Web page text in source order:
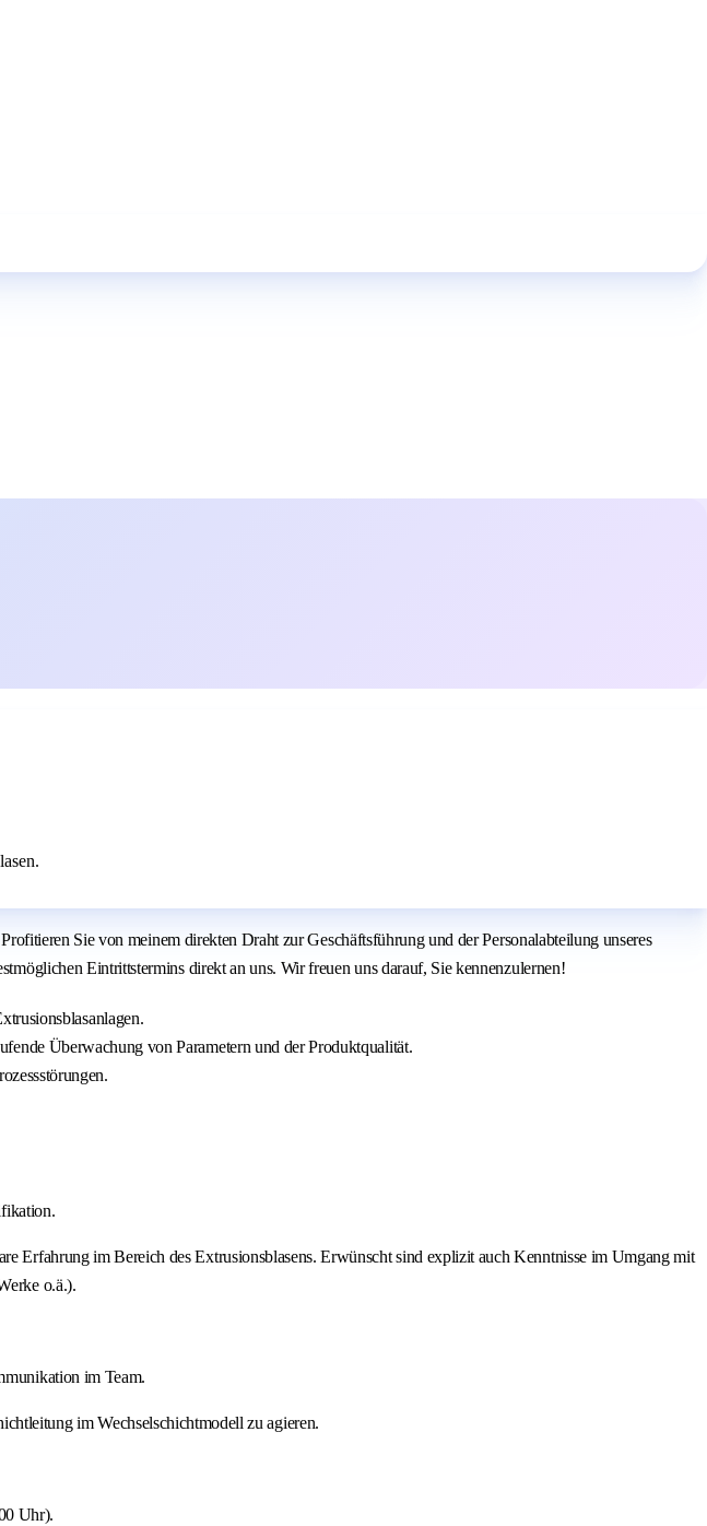
Sie von meinem direkten Draht zur Geschäftsführung und der Personalabteilung unseres
Eintrittstermins direkt an uns. Wir freuen uns darauf, Sie kennenzulernen!
Überwachung von Parametern und der Produktqualität.
Erfahrung im Bereich des Extrusionsblasens. Erwünscht sind explizit auch Kenntnisse im Umgang mit
o.ä.).
im Team.
im Wechselschichtmodell zu agieren.
Uhr).